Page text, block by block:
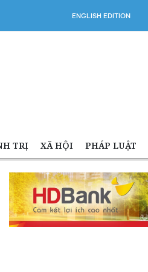
ENGLISH EDITION
TRỊ XÃ HỘI PHÁP LUẬT